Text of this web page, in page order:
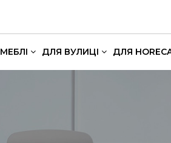
МЕБЛІ ДЛЯ ВУЛИЦІ ДЛЯ